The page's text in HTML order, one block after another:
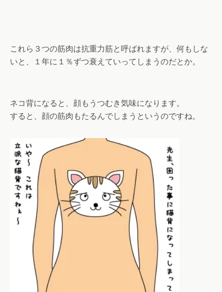
これら３つの筋肉は抗重力筋と呼ばれますが、何もしな
いと、１年に１％ずつ衰えていってしまうのだとか。
ネコ背になると、顔もうつむき気味になります。
すると、顔の筋肉もたるんでしまうというのですね。